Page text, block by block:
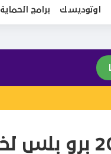
اوتوديسك برامج الحماية